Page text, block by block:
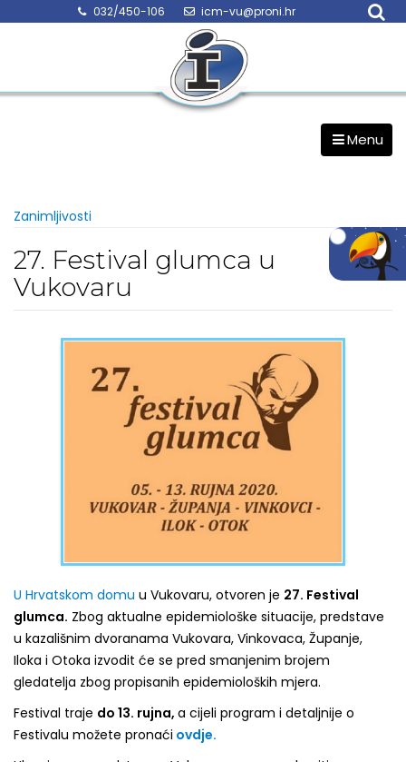
032/450-106 icm-vu@proni.hr
Menu
Zanimljivosti
27. Festival glumca u
Vukovaru
U Hrvatskom domu u Vukovaru, otvoren je 27. Festival
glumca. Zbog aktualne epidemiološke situacije, predstave
u kazališnim dvoranama Vukovara, Vinkovaca, Županje,
Iloka i Otoka izvodit će se pred smanjenim brojem
gledatelja zbog propisanih epidemioloških mjera.
Festival traje do 13. rujna, a cijeli program i detaljnije o
Festivalu možete pronaći ovdje.